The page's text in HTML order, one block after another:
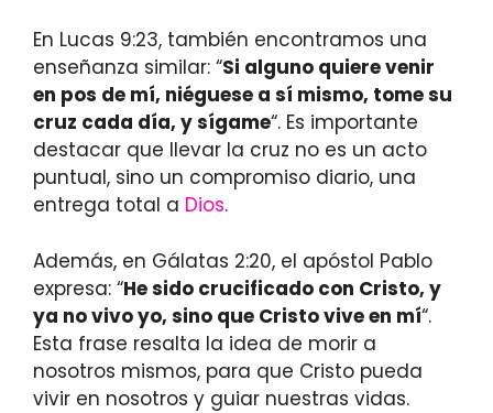
En Lucas 9:23, también encontramos una
enseñanza similar: “Si alguno quiere venir
en pos de mí, niéguese a sí mismo, tome su
cruz cada día, y sígame“. Es importante
destacar que llevar la cruz no es un acto
puntual, sino un compromiso diario, una
entrega total a Dios.
Además, en Gálatas 2:20, el apóstol Pablo
expresa: “He sido crucificado con Cristo, y
ya no vivo yo, sino que Cristo vive en mí“.
Esta frase resalta la idea de morir a
nosotros mismos, para que Cristo pueda
vivir en nosotros y guiar nuestras vidas.